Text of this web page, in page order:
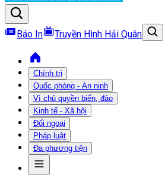
Báo In Truyền Hình Hải Quân
Chính trị
Quốc phòng - An ninh
Vì chủ quyền biển, đảo
Kinh tế - Xã hội
Đối ngoại
Pháp luật
Đa phương tiện